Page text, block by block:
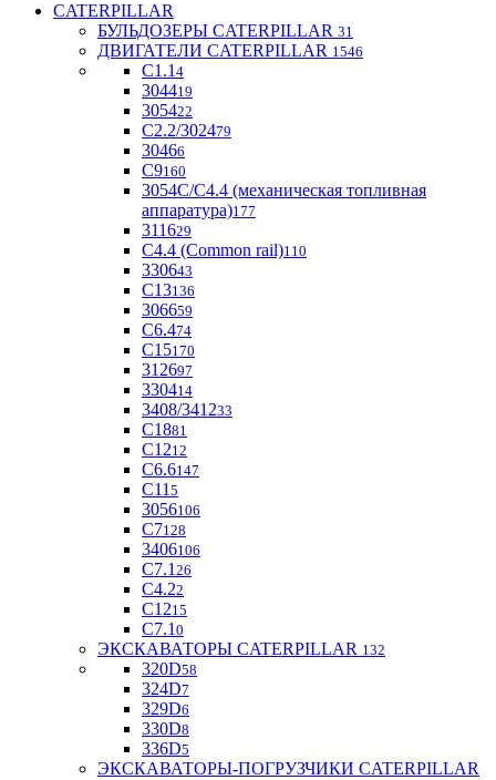
CATERPILLAR
БУЛЬДОЗЕРЫ CATERPILLAR 31
ДВИГАТЕЛИ CATERPILLAR 1546
C1.1 4
304419
305422
С2.2/302479
30466
С9160
3054С/С4.4 (механическая топливная
аппаратура)177
311629
С4.4 (Common rail)110
330643
С13136
306659
С6.474
С15170
312697
330414
3408/341233
С1881
C1212
С6.6147
C11 5
3056106
С7128
3406106
C7.1 26
C4.22
С1215
С7.1 0
ЭКСКАВАТОРЫ CATERPILLAR 132
320D58
324D7
329D6
330D8
336D5
ЭКСКАВАТОРЫ-ПОГРУЗЧИКИ CATERPILLAR